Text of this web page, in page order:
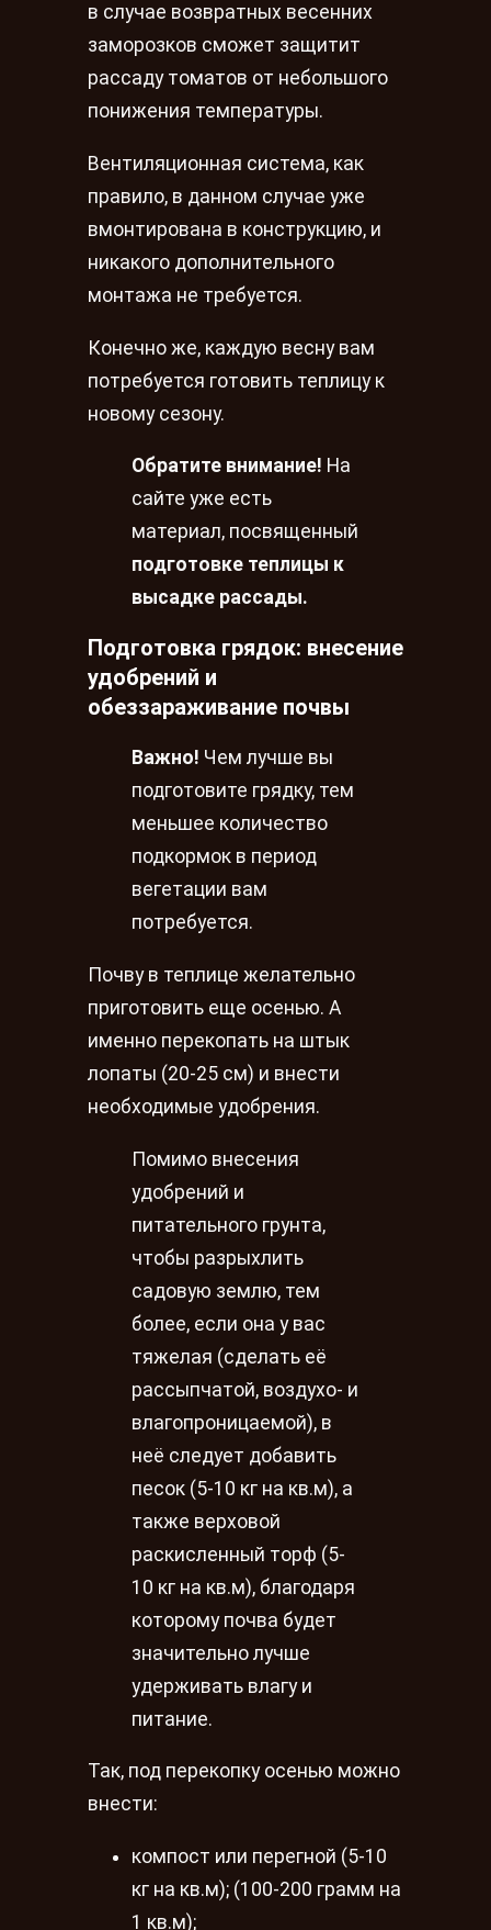
в случае возвратных весенних
заморозков сможет защитит
рассаду томатов от небольшого
понижения температуры.
Вентиляционная система, как
правило, в данном случае уже
вмонтирована в конструкцию, и
никакого дополнительного
монтажа не требуется.
Конечно же, каждую весну вам
потребуется готовить теплицу к
новому сезону.
Обратите внимание! На
сайте уже есть
материал, посвященный
подготовке теплицы к
высадке рассады.
Подготовка грядок: внесение
удобрений и
обеззараживание почвы
Важно! Чем лучше вы
подготовите грядку, тем
меньшее количество
подкормок в период
вегетации вам
потребуется.
Почву в теплице желательно
приготовить еще осенью. А
именно перекопать на штык
лопаты (20-25 см) и внести
необходимые удобрения.
Помимо внесения
удобрений и
питательного грунта,
чтобы разрыхлить
садовую землю, тем
более, если она у вас
тяжелая (сделать её
рассыпчатой, воздухо- и
влагопроницаемой), в
неё следует добавить
песок (5-10 кг на кв.м), а
также верховой
раскисленный торф (5-
10 кг на кв.м), благодаря
которому почва будет
значительно лучше
удерживать влагу и
питание.
Так, под перекопку осенью можно
внести:
компост или перегной (5-10
кг на кв.м); (100-200 грамм на
1 кв.м);